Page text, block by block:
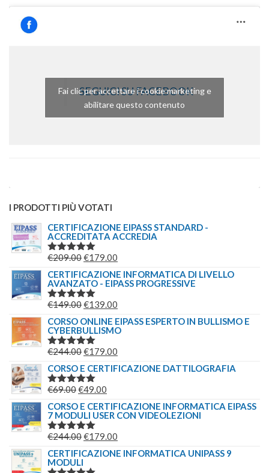
SEGUICI SU FACEBOOK
Fai clic per accettare i cookie marketing e
abilitare questo contenuto
I PRODOTTI PIÙ VOTATI
CERTIFICAZIONE EIPASS STANDARD -
ACCREDITATA ACCREDIA
VALUTATO
€209.00IL
PREZZO
ORIGINALE
ERA:
€179.00
PREZZO
ATTUALE
CERTIFICAZIONE INFORMATICA DI LIVELLO
AVANZATO - EIPASS PROGRESSIVE
VALUTATO
€149.00IL
PREZZO
ORIGINALE
ERA:
€139.00
PREZZO
ATTUALE
CORSO ONLINE EIPASS ESPERTO IN BULLISMO E
CYBERBULLISMO
VALUTATO
€244.00IL
PREZZO
ORIGINALE
ERA:
€244.00.
€179.00
PREZZO
€179.00.
CORSO E CERTIFICAZIONE DATTILOGRAFIA
VALUTATO
€69.00IL
PREZZO
ORIGINALE
ERA:
€49.00
PREZZO
ATTUALE
È:
CORSO E CERTIFICAZIONE INFORMATICA EIPASS
7 MODULI USER CON VIDEOLEZIONI
VALUTATO
€244.00IL
PREZZO
€179.00
PREZZO
CERTIFICAZIONE INFORMATICA UNIPASS 9
MODULI